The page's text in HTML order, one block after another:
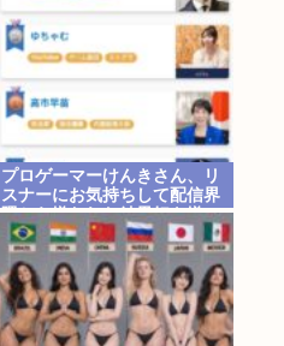
プロゲーマーけんきさん、リ
スナーにお気持ちして配信界
隈から嫌われた結果好き嫌い
5位にwww